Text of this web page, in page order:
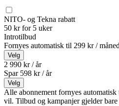
NITO- og Tekna rabatt
50 kr for 5 uker
Introtilbud
Fornyes automatisk til 299 kr / måned
Velg
2 990 kr / år
Spar 598 kr /år
Velg
Alle abonnement fornyes
vil. Tilbud og kampanjer gjelder bare